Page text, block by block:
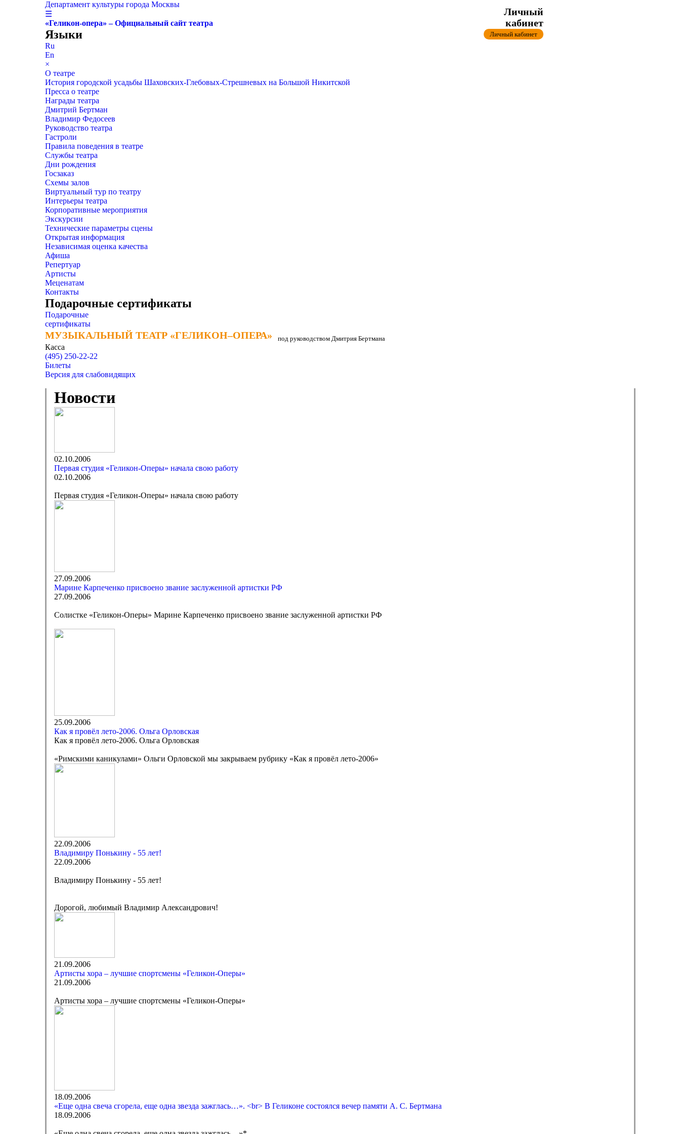
Департамент культуры города Москвы
☰
«Геликон-опера» – Официальный сайт театра
Языки
Ru
En
×
О театре
История городской усадьбы Шаховских-Глебовых-Стрешневых на Большой Никитской
Пресса о театре
Награды театра
Дмитрий Бертман
Владимир Федосеев
Руководство театра
Гастроли
Правила поведения в театре
Службы театра
Дни рождения
Госзаказ
Схемы залов
Виртуальный тур по театру
Интерьеры театра
Корпоративные мероприятия
Экскурсии
Технические параметры сцены
Открытая информация
Независимая оценка качества
Афиша
Репертуар
Артисты
Меценатам
Контакты
Подарочные сертификаты
Подарочные
сертификаты
МУЗЫКАЛЬНЫЙ ТЕАТР «ГЕЛИКОН–ОПЕРА»
МУЗЫКАЛЬНЫЙ ТЕАТР «ГЕЛИКОН–ОПЕРА» под руководством Дмитрия Бертмана
Касса
(495) 250-22-22
Личный
кабинет
Личный кабинет
Билеты
Версия для слабовидящих
Новости
02.10.2006
Первая студия «Геликон-Оперы» начала свою работу
02.10.2006
Первая студия «Геликон-Оперы» начала свою работу
27.09.2006
Марине Карпеченко присвоено звание заслуженной артистки РФ
27.09.2006
Солистке «Геликон-Оперы» Марине Карпеченко присвоено звание заслуженной артистки РФ
25.09.2006
Как я провёл лето-2006. Ольга Орловская
Как я провёл лето-2006. Ольга Орловская
«Римскими каникулами» Ольги Орловской мы закрываем рубрику «Как я провёл лето-2006»
22.09.2006
Владимиру Понькину - 55 лет!
22.09.2006
Владимиру Понькину - 55 лет!
Дорогой, любимый Владимир Александрович!
21.09.2006
Артисты хора – лучшие спортсмены «Геликон-Оперы»
21.09.2006
Артисты хора – лучшие спортсмены «Геликон-Оперы»
18.09.2006
«Еще одна свеча сгорела, еще одна звезда зажглась…». <br> В Геликоне состоялся вечер памяти А. С. Бертмана
18.09.2006